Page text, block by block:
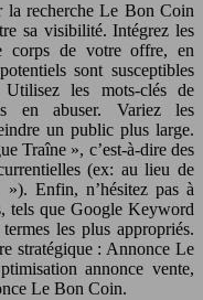
la recherche Le Bon Coin
sa visibilité. Intégrez les
corps de votre offre, en
sont susceptibles
les mots-clés de
en abuser. Variez les
un public plus large.
Traîne », c’est-à-dire des
(ex: au lieu de
Enfin, n’hésitez pas à
tels que Google Keyword
les plus appropriés.
stratégique : Annonce Le
annonce vente,
Le Bon Coin.